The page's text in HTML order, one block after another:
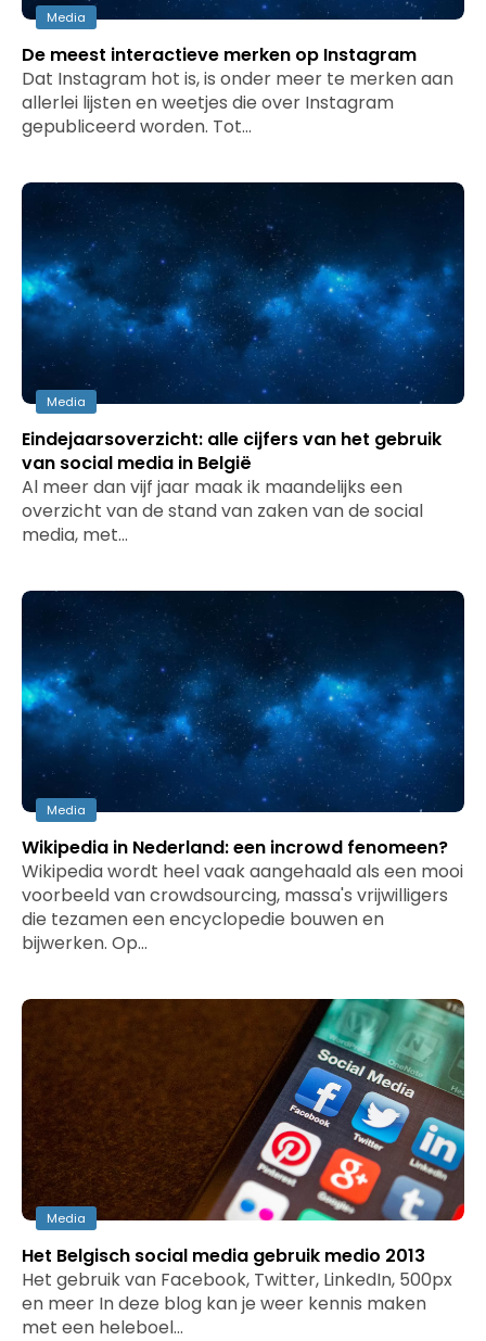
Media
De meest interactieve merken op Instagram
Dat Instagram hot is, is onder meer te merken aan
allerlei lijsten en weetjes die over Instagram
gepubliceerd worden. Tot…
Media
Eindejaarsoverzicht: alle cijfers van het gebruik
van social media in België
Al meer dan vijf jaar maak ik maandelijks een
overzicht van de stand van zaken van de social
media, met…
Media
Wikipedia in Nederland: een incrowd fenomeen?
Wikipedia wordt heel vaak aangehaald als een mooi
voorbeeld van crowdsourcing, massa's vrijwilligers
die tezamen een encyclopedie bouwen en
bijwerken. Op…
Media
Het Belgisch social media gebruik medio 2013
Het gebruik van Facebook, Twitter, LinkedIn, 500px
en meer In deze blog kan je weer kennis maken
met een heleboel…